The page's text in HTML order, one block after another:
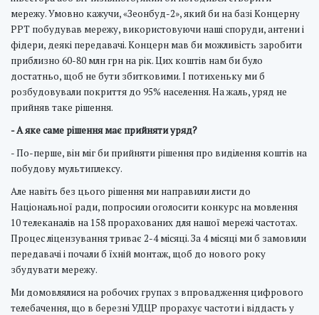
мережу. Умовно кажучи, «Зеонбуд-2», який би на базі Концерну
РРТ побудував мережу, використовуючи наші споруди, антени і
фідери, деякі передавачі. Концерн мав би можливість заробити
приблизно 60-80 млн грн на рік. Цих коштів нам би було
достатньо, щоб не бути збитковими. І потихеньку ми б
розбудовували покриття до 95% населення. На жаль, уряд не
прийняв таке рішення.
- А яке саме рішення має прийняти уряд?
- По-перше, він міг би прийняти рішення про виділення коштів на
побудову мультиплексу.
Але навіть без цього рішення ми направили листи до
Національної ради, попросили оголосити конкурс на мовлення
10 телеканалів на 158 прорахованих для нашої мережі частотах.
Процес ліцензування триває 2-4 місяці. За 4 місяці ми б замовили
передавачі і почали б їхній монтаж, щоб до нового року
збудувати мережу.
Ми домовлялися на робочих групах з впровадження цифрового
телебачення, що в березні УДЦР прорахує частоти і віддасть у